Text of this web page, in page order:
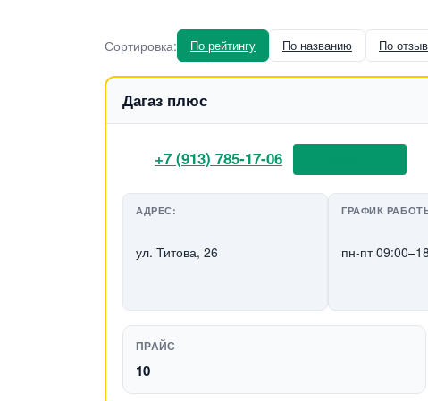
Сортировка: По рейтингу По названию По
Дагаз плюс
+7 (913) 785-17-06
АДРЕС:
ул. Титова, 26
ГРАФИК
пн-пт
ПРАЙС
10